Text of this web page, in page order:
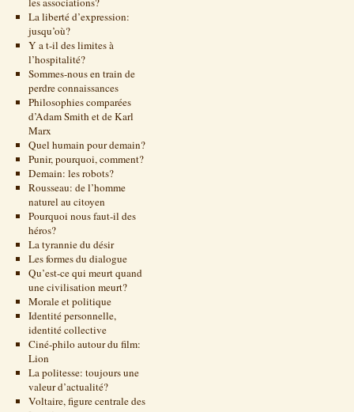
La liberté d’expression:
jusqu’où?
Y a t-il des limites à
l’hospitalité?
Sommes-nous en train de
perdre connaissances
Philosophies comparées
d’Adam Smith et de Karl
Marx
Quel humain pour demain?
Punir, pourquoi, comment?
Demain: les robots?
Rousseau: de l’homme
naturel au citoyen
Pourquoi nous faut-il des
héros?
La tyrannie du désir
Les formes du dialogue
Qu’est-ce qui meurt quand
une civilisation meurt?
Morale et politique
Identité personnelle,
identité collective
Ciné-philo autour du film:
Lion
La politesse: toujours une
valeur d’actualité?
Voltaire, figure centrale des